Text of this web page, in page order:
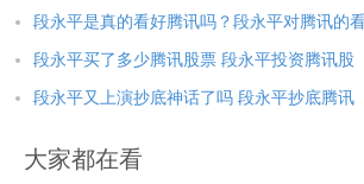
段永平是真的看好腾讯吗？段永平对腾讯的
段永平买了多少腾讯股票 段永平投资腾讯股
段永平又上演抄底神话了吗 段永平抄底腾讯
大家都在看